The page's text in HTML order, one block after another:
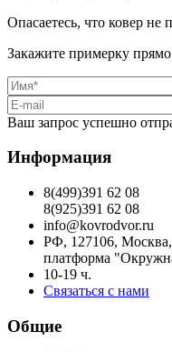
Опасаетесь, что ковер не
Закажите примерку прямо
Ваш запрос успешно
Информация
8(499)391 62 08
8(925)391 62 08
info@kovrodvor.ru
РФ, 127106,
платформа
10-19 ч.
Связаться с нами
Общие